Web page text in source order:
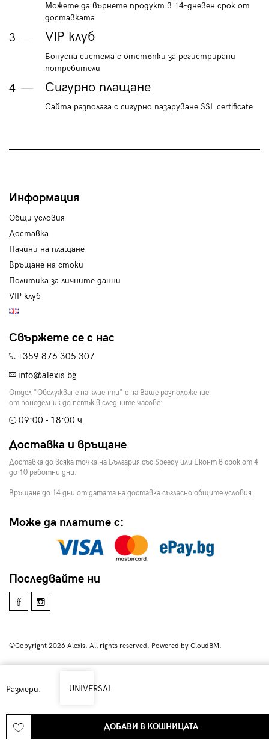
Размери: UNIVERSAL
ДОБАВИ В КОШНИЦАТА
Можете да върнете продукт в 14-дневен срок от
доставката
3 VIP клуб
Бонусна система с отстъпки за регистрирани
потребители
4 Сигурно плащане
Сайта разполага с сигурно пазаруване SSL certificate
Информация
Общи условия
Доставка
Начини на плащане
Връщане на стоки
Политика за личните данни
VIP клуб
Свържете се с нас
+359 876 305 307
info@alexis.bg
Отдел "Обслужване на клиенти" е на Ваше разположение
от понеделник до петък в следните часове:
09:00 - 18:00 ч.
Доставка и връщане
Доставка до всяка точка на България със Speedy или Еконт в срок от 4
до 10 работни дни.
Връщане до 14 дни от датата на доставка съгласно общите условия.
Може да платите с:
Последвайте ни
©Copyright 2026 Alexis. All rights reserved. Powered by CloudBM.